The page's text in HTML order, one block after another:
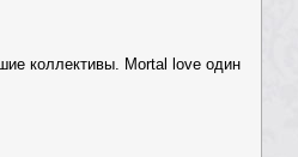
коллективы. Mortal love один